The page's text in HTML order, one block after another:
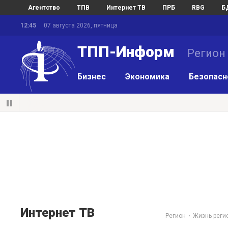
Агентство ТПВ Интернет ТВ ПРБ RBG
12:45 07 августа 2026, пятница
ТПП-Информ Регион
Бизнес Экономика
Интернет ТВ Регион Жизнь